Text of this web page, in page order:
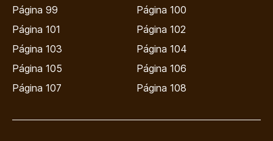
Página 99
Página 100
Página 101
Página 102
Página 103
Página 104
Página 105
Página 106
Página 107
Página 108